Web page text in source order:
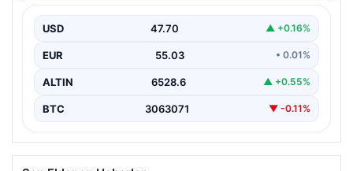
önemli bir dönüm noktasına imza attı. Takımının
hücum…
USD 47.70 ▲ +0.16%
EUR 55.03 • 0.01%
ALTIN 6528.6 ▲ +0.55%
BTC 3063071 ▼ -0.11%